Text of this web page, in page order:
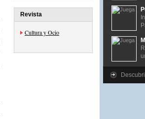
Revista
Cultura y Ocio